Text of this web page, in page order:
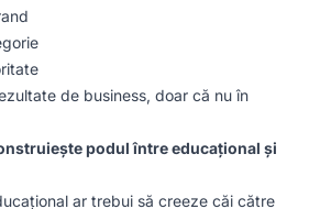
de business, doar că nu în
podul între educațional și
ar trebui să creeze căi către